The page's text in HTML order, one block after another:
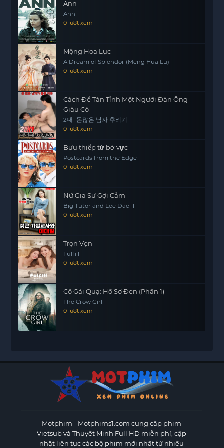
danh dự và lẽ phải.
Thể loại: Sự trả thù phác họa rõ nét những xung
đột nội tâm và những mối quan hệ phức tạp trong
một xã hội đầy bạo lực. Những tình huống căng
thẳng và những lựa chọn khó khăn khiến người
xem không thể rời mắt khỏi màn hình. Liệu
Hamza có thể tìm thấy ánh sáng trong bóng tối và
thực hiện sứ mệnh của mình mà không đánh mất
chính mình? Đó là câu hỏi mà khán giả sẽ tìm
kiếm câu trả lời trong suốt bộ phim.
Ann
Ann
0 lượt xem
Mộng Hoa Lục
A Dream of Splendor (Meng Hua Lu)
0 lượt xem
Cách Để Tán Tỉnh Một Người Đàn Ông
Giàu Có
2대1 돈많은 남자 후리기
0 lượt xem
Bưu thiếp từ bờ vực
Postcards from the Edge
0 lượt xem
Nữ Gia Sư Gợi Cảm
Big Tutor and Lee Dae-il
0 lượt xem
Trọn Vẹn
Fulfill
0 lượt xem
Cô Gái Quạ: Hồ Sơ Đen (Phần 1)
The Crow Girl
0 lượt xem
Motphim - Motphims1.com cung cấp phim
Vietsub và Thuyết Minh Full HD miễn phí, cập
nhật liên tục các bộ phim mới nhất từ nhiều